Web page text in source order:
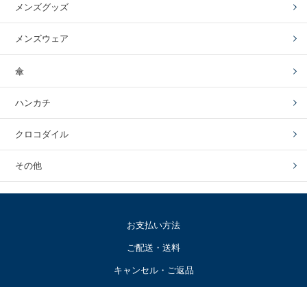
メンズグッズ
メンズウェア
傘
ハンカチ
クロコダイル
その他
お支払い方法
ご配送・送料
キャンセル・ご返品